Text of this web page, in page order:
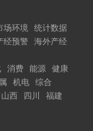
场环境
统计数据
经预警
海外产经
消费 能源
健康
机电
综合
山西 四川
福建